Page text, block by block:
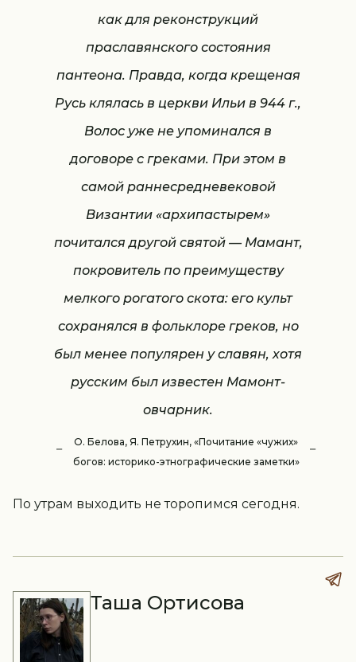
как для реконструкций
праславянского состояния
пантеона. Правда, когда крещеная
Русь клялась в церкви Ильи в 944 г.,
Волос уже не упоминался в
договоре с греками. При этом в
самой раннесредневековой
Византии «архипастырем»
почитался другой святой — Мамант,
покровитель по преимуществу
мелкого рогатого скота: его культ
сохранялся в фольклоре греков, но
был менее популярен у славян, хотя
русским был известен Мамонт-
овчарник.
О. Белова, Я. Петрухин, «Почитание «чужих»
богов: историко-этнографические заметки»
По утрам выходить не торопимся сегодня.
Таша Ортисова